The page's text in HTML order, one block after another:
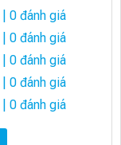
| 0 đánh giá
| 0 đánh giá
| 0 đánh giá
| 0 đánh giá
| 0 đánh giá